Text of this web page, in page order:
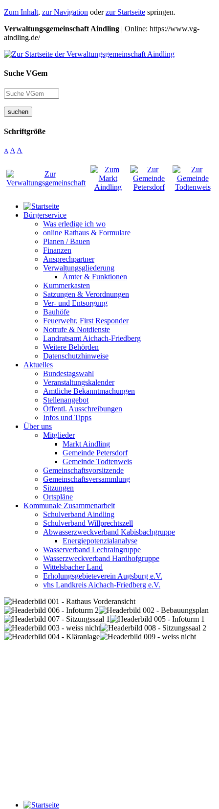
Zum Inhalt, zur Navigation oderzur Startseite springen.
Verwaltungsgemeinschaft Aindling | Online: https://www.vg-
aindling.de/
Suche VGem
suchen
Schriftgröße
A A A
Bürgerservice
Was erledige ich wo
online Rathaus & Formulare
Planen / Bauen
Finanzen
Ansprechpartner
Verwaltungsgliederung
Ämter & Funktionen
Kummerkasten
Satzungen & Verordnungen
Ver- und Entsorgung
Bauhöfe
Feuerwehr, First Responder
Notrufe & Notdienste
Landratsamt Aichach-Friedberg
Weitere Behörden
Datenschutzhinweise
Aktuelles
Bundestagswahl
Veranstaltungskalender
Amtliche Bekanntmachungen
Stellenangebot
Öffentl. Ausschreibungen
Infos und Tipps
Über uns
Mitglieder
Markt Aindling
Gemeinde Petersdorf
Gemeinde Todtenweis
Gemeinschaftsvorsitzende
Gemeinschaftsversammlung
Sitzungen
Ortspläne
Kommunale Zusammenarbeit
Schulverband Aindling
Schulverband Willprechtszell
Abwasserzweckverband Kabisbachgruppe
Energiepotenzialanalyse
Wasserverband Lechraingruppe
Wasserzweckverband Hardhofgruppe
Wittelsbacher Land
Erholungsgebieteverein Augsburg e.V.
vhs Landkreis Aichach-Friedberg e.V.